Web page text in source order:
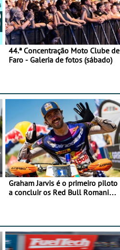
44.ª Concentração Moto Clube de
Faro - Galeria de fotos (sábado)
Graham Jarvis é o primeiro piloto
a concluir os Red Bull Romaniacs